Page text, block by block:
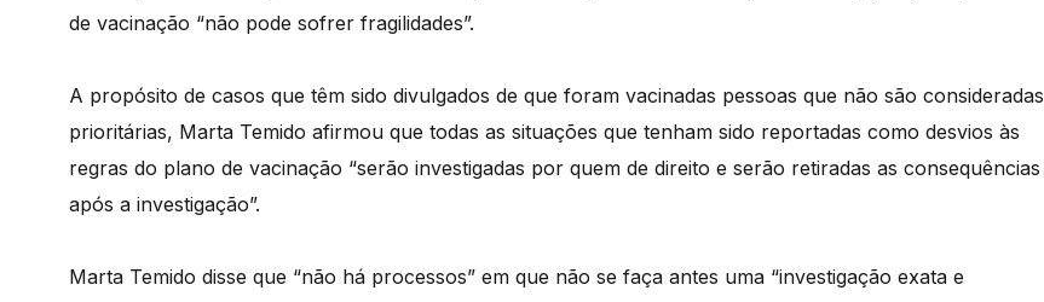
de vacinação “não pode sofrer fragilidades”.
A propósito de casos que têm sido divulgados de que foram vacinadas pessoas que não são consideradas
prioritárias, Marta Temido afirmou que todas as situações que tenham sido reportadas como desvios às
regras do plano de vacinação “serão investigadas por quem de direito e serão retiradas as consequências
após a investigação”.
Marta Temido disse que “não há processos” em que não se faça antes uma “investigação exata e